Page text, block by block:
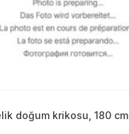
doğum krikosu, 180 cm